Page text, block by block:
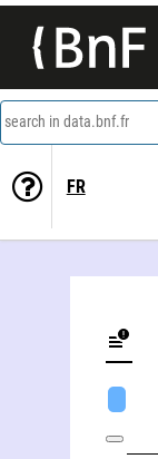
search in data.bnf.fr
FR